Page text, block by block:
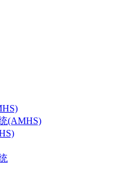
(AMHS)